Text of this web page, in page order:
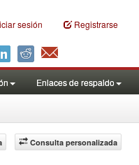
sesión Registrarse
Enlaces de respaldo
Consulta personalizada